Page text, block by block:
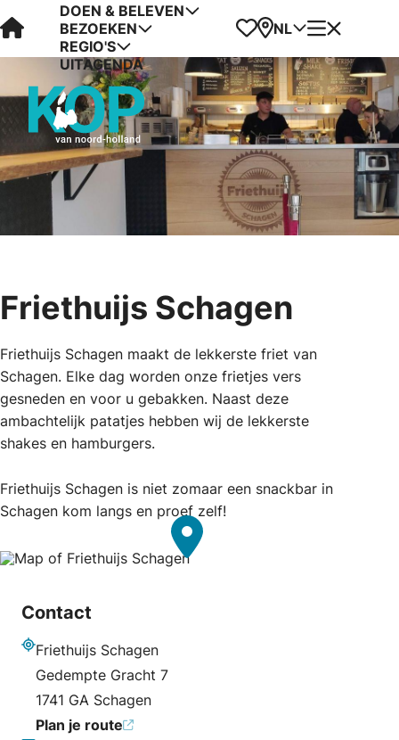
Visit Kop van Holland
DOEN & BELEVEN
BEZOEKEN
REGIO'S
UITAGENDA
Favorieten
Kaart
NL Menu
Friethuijs Schagen
Friethuijs Schagen maakt de lekkerste friet van
Schagen. Elke dag worden onze frietjes vers
gesneden en voor u gebakken. Naast deze
ambachtelijk patatjes hebben wij de lekkerste
shakes en hamburgers.
Friethuijs Schagen is niet zomaar een snackbar in
Schagen kom langs en proef zelf!
Contact
Friethuijs Schagen
Gedempte Gracht 7
1741 GA Schagen
Plan je route